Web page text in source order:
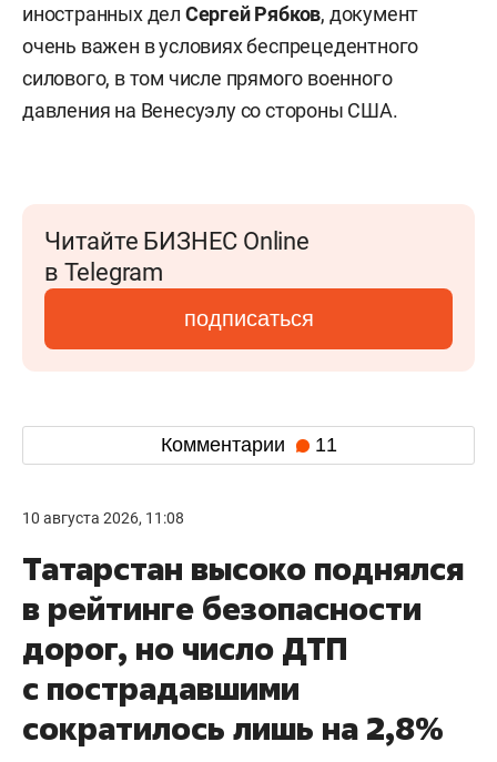
иностранных дел Сергей Рябков, документ
очень важен в условиях беспрецедентного
силового, в том числе прямого военного
давления на Венесуэлу со стороны США.
Читайте БИЗНЕС Online
в Telegram
подписаться
Комментарии 11
10 августа 2026, 11:08
Татарстан высоко поднялся
в рейтинге безопасности
дорог, но число ДТП
с пострадавшими
сократилось лишь на 2,8%